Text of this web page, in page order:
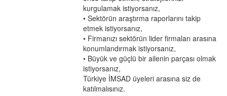
kurgulamak istiyorsanız,
• Sektörün araştırma raporlarını takip
etmek istiyorsanız,
• Firmanızı sektörün lider firmaları arasına
konumlandırmak istiyorsanız,
• Büyük ve güçlü bir ailenin parçası olmak
istiyorsanız,
Türkiye İMSAD üyeleri arasına siz de
katılmalısınız.